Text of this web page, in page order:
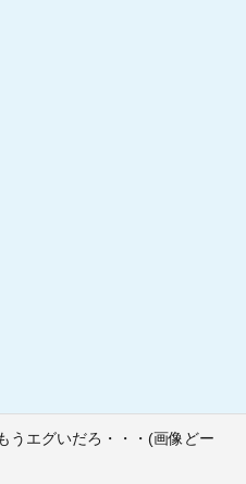
うエグいだろ・・・(画像どー